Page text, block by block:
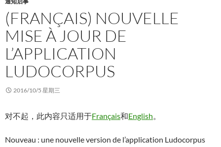
(FRANÇAIS) NOUVELLE
MISE À JOUR DE
L’APPLICATION
LUDOCORPUS
2016/10/5 星期三
对不起，此内容只适用于Français和English。
Nouveau : une nouvelle version de l’application Ludocorpus